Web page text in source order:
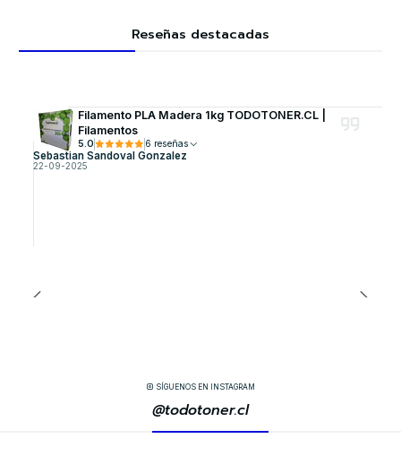
Reseñas destacadas
Filamento PLA Madera 1kg TODOTONER.CL |
Filamentos
5.0 6 reseñas
Sebastian Sandoval Gonzalez
22-09-2025
SÍGUENOS EN INSTAGRAM
@todotoner.cl